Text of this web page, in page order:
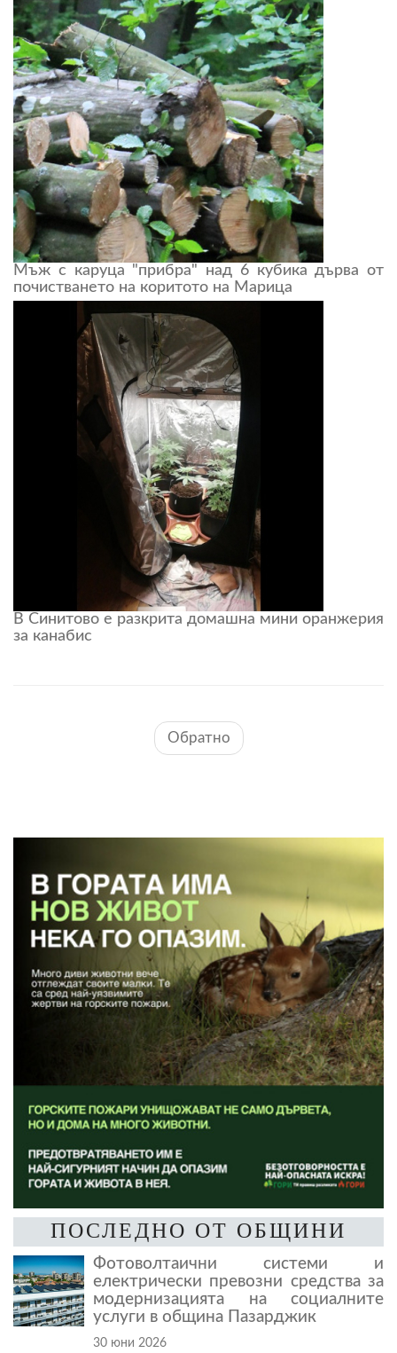
Мъж с каруца "прибра" над 6 кубика дърва от
почистването на коритото на Марица
В Синитово е разкрита домашна мини оранжерия
за канабис
Обратно
ПОСЛЕДНО ОТ ОБЩИНИ
Фотоволтаични системи и
електрически превозни средства за
модернизацията на социалните
услуги в община Пазарджик
30 юни 2026